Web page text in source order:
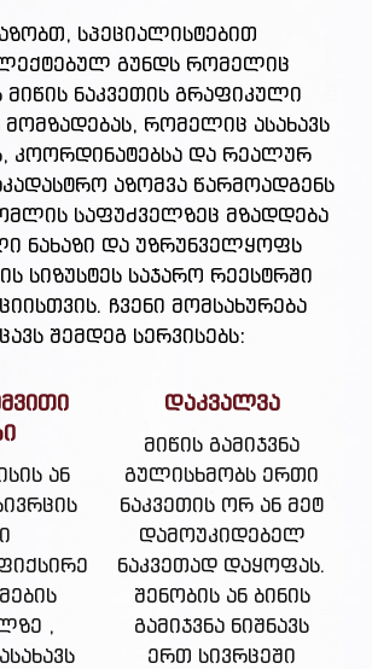
სპეციალისტებით
გუნდს რომელიც
მიწის ნაკვეთის გრაფიკული
მომზადებას, რომელიც ასახავს
კოორდინატებსა და რეალურ
აზომვა წარმოადგენს
საფუძველზეც მზადდება
ნახაზი და უზრუნველყოფს
სიზუსტეს საჯარო რეესტრში
ჩვენი მომსახურება
შემდეგ სერვისებს:
ან
,
დაკვალვა
მიწის გამიჯვნა
გულისხმობს ერთი
ნაკვეთის ორ ან მეტ
დამოუკიდებელ
ნაკვეთად დაყოფას.
შენობის ან ბინის
გამიჯვნა ნიშნავს
ერთ სივრცეში